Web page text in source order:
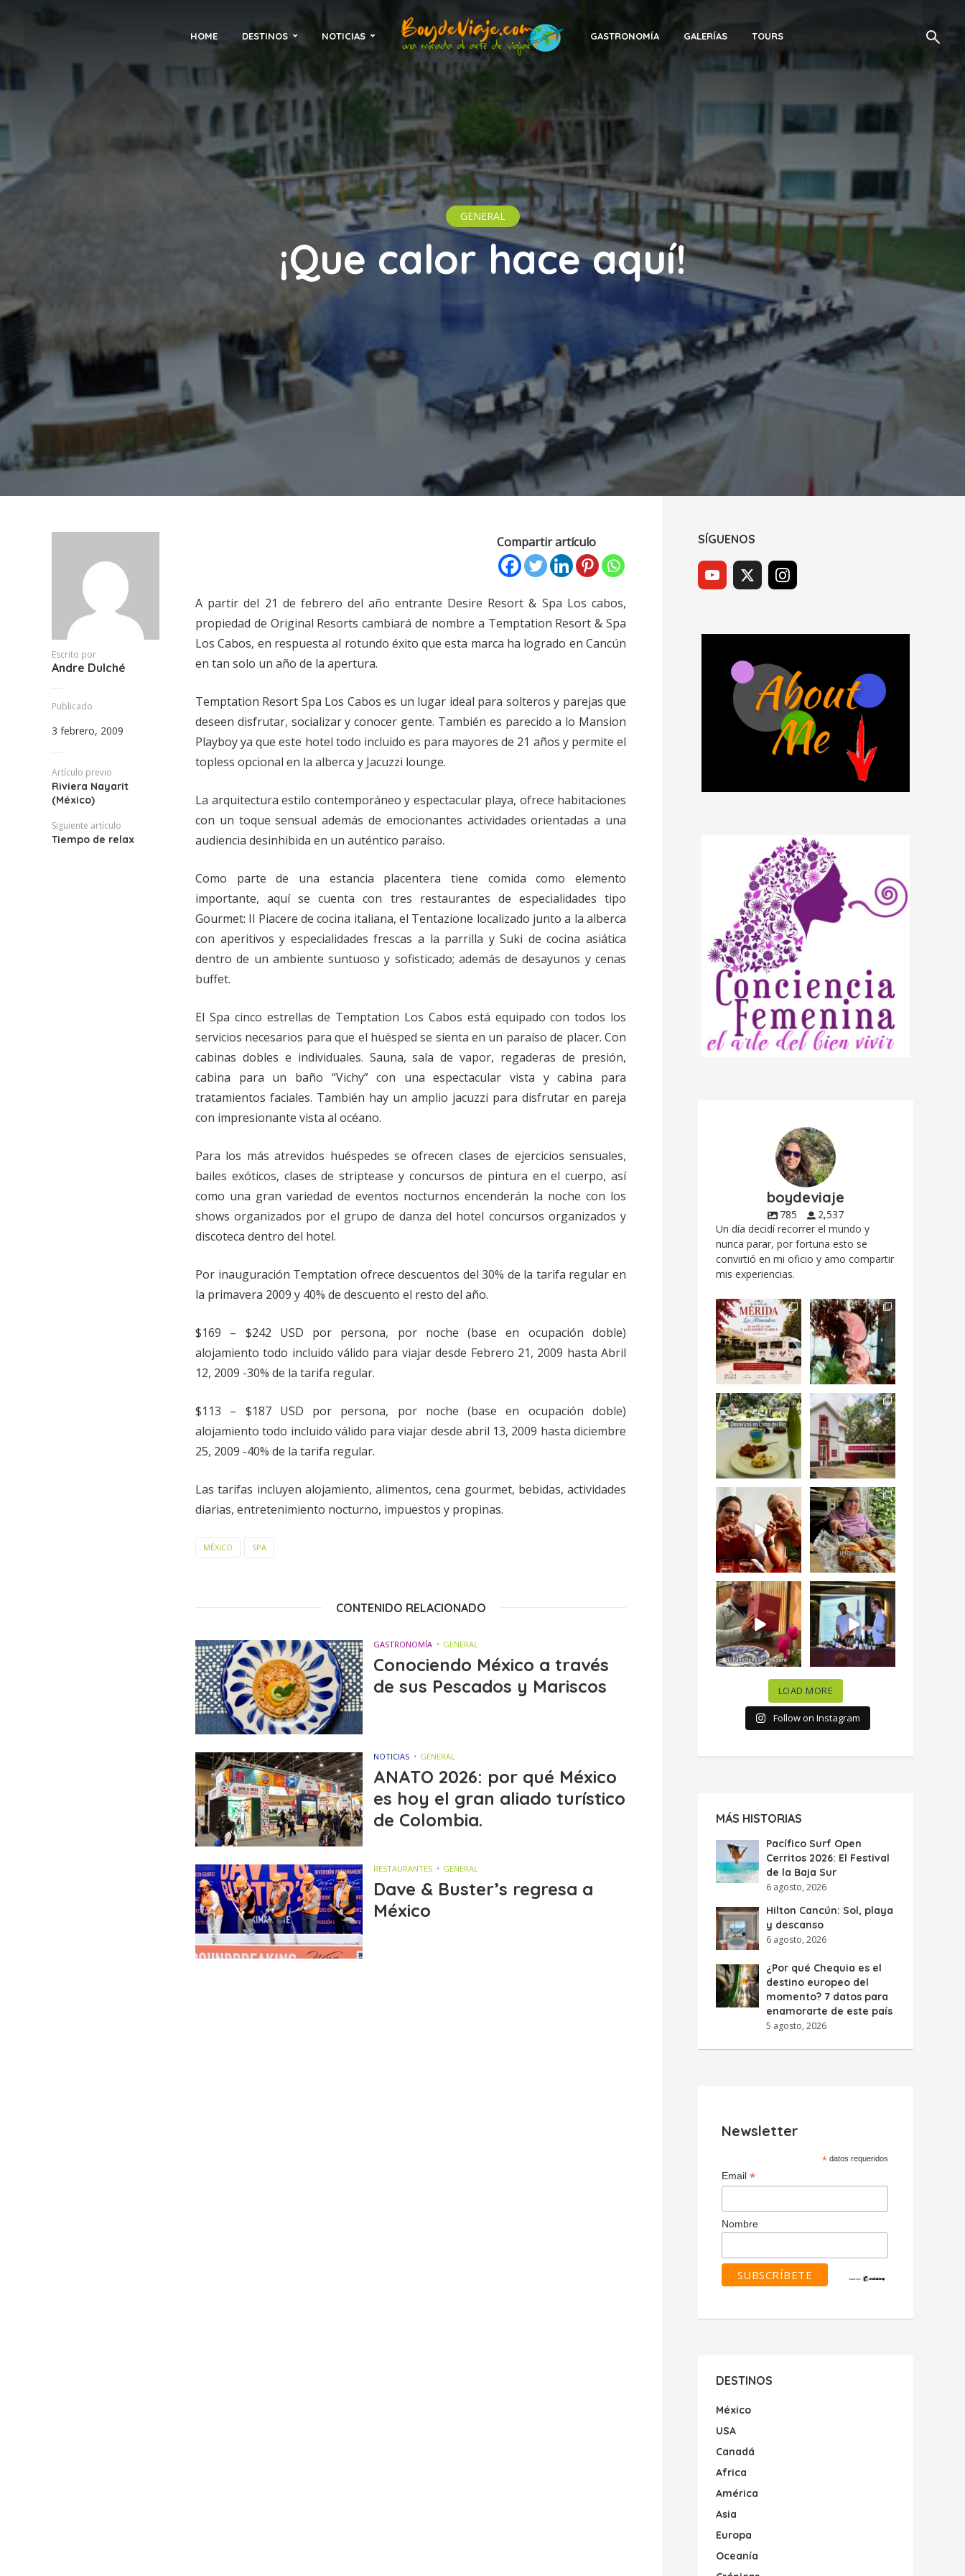
HOME DESTINOS NOTICIAS GASTRONOMÍA GALERÍAS TOURS
GENERAL
¡Que calor hace aquí!
Escrito por
Andre Dulché
Publicado
3 febrero, 2009
Artículo previo
Riviera Nayarit
(México)
Siguiente artículo
Tiempo de relax
Compartir artículo
A partir del 21 de febrero del año entrante Desire Resort & Spa Los cabos,
propiedad de Original Resorts cambiará de nombre a Temptation Resort & Spa
Los Cabos, en respuesta al rotundo éxito que esta marca ha logrado en Cancún
en tan solo un año de la apertura.
Temptation Resort Spa Los Cabos es un lugar ideal para solteros y parejas que
deseen disfrutar, socializar y conocer gente. También es parecido a lo Mansion
Playboy ya que este hotel todo incluido es para mayores de 21 años y permite el
topless opcional en la alberca y Jacuzzi lounge.
La arquitectura estilo contemporáneo y espectacular playa, ofrece habitaciones
con un toque sensual además de emocionantes actividades orientadas a una
audiencia desinhibida en un auténtico paraíso.
Como parte de una estancia placentera tiene comida como elemento
importante, aquí se cuenta con tres restaurantes de especialidades tipo
Gourmet: Il Piacere de cocina italiana, el Tentazione localizado junto a la alberca
con aperitivos y especialidades frescas a la parrilla y Suki de cocina asiática
dentro de un ambiente suntuoso y sofisticado; además de desayunos y cenas
buffet.
El Spa cinco estrellas de Temptation Los Cabos está equipado con todos los
servicios necesarios para que el huésped se sienta en un paraíso de placer. Con
cabinas dobles e individuales. Sauna, sala de vapor, regaderas de presión,
cabina para un baño “Vichy” con una espectacular vista y cabina para
tratamientos faciales. También hay un amplio jacuzzi para disfrutar en pareja
con impresionante vista al océano.
Para los más atrevidos huéspedes se ofrecen clases de ejercicios sensuales,
bailes exóticos, clases de striptease y concursos de pintura en el cuerpo, así
como una gran variedad de eventos nocturnos encenderán la noche con los
shows organizados por el grupo de danza del hotel concursos organizados y
discoteca dentro del hotel.
Por inauguración Temptation ofrece descuentos del 30% de la tarifa regular en
la primavera 2009 y 40% de descuento el resto del año.
$169 – $242 USD por persona, por noche (base en ocupación doble)
alojamiento todo incluido válido para viajar desde Febrero 21, 2009 hasta Abril
12, 2009 -30% de la tarifa regular.
$113 – $187 USD por persona, por noche (base en ocupación doble)
alojamiento todo incluido válido para viajar desde abril 13, 2009 hasta diciembre
25, 2009 -40% de la tarifa regular.
Las tarifas incluyen alojamiento, alimentos, cena gourmet, bebidas, actividades
diarias, entretenimiento nocturno, impuestos y propinas.
MÉXICO SPA
CONTENIDO RELACIONADO
GASTRONOMÍA GENERAL
Conociendo México a través
de sus Pescados y Mariscos
NOTICIAS GENERAL
ANATO 2026: por qué México
es hoy el gran aliado turístico
de Colombia.
RESTAURANTES GENERAL
Dave & Buster’s regresa a
México
SÍGUENOS
boydeviaje
785
2,537
Un día decidí recorrer el mundo y
nunca parar, por fortuna esto se
convirtió en mi oficio y amo compartir
mis experiencias.
Siempre me mueven
las causas y comer
con causa es...
12 0
Fuimos a celebrar a
mis dos #mamás
más cercanas mi...
17 0
Levantarse, escuchar
el río correr y sentir
el...
19 0
Esta
#NochedeMuseos
en la
#QuintaColorada
el...
12 0
¡Qué desayuno tan
increíble en
@LasQuinceLetras!...
28 3
Me tocó rosca de
Tagers un
restaurante de
Avenida...
50 10
“En #Mallorca
Ciudad de México
celebramos la...
63 7
#SoaunFusionMexic
o una noche única
donde España y...
10 0
LOAD MORE
Follow on Instagram
MÁS HISTORIAS
Pacífico Surf Open
Cerritos 2026: El Festival
de la Baja Sur
6 agosto, 2026
Hilton Cancún: Sol, playa
y descanso
6 agosto, 2026
¿Por qué Chequia es el
destino europeo del
momento? 7 datos para
enamorarte de este país
5 agosto, 2026
Newsletter
* datos requeridos
Email *
Nombre
DESTINOS
México
USA
Canadá
Africa
América
Asia
Europa
Oceanía